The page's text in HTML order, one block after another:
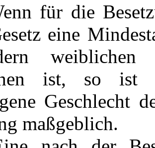
für die
eine
weiblichen
ist, so ist
Geschlecht
maßgeblich.